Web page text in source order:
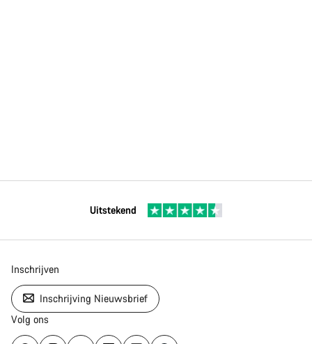
Uitstekend
Inschrijven
Inschrijving Nieuwsbrief
Volg ons